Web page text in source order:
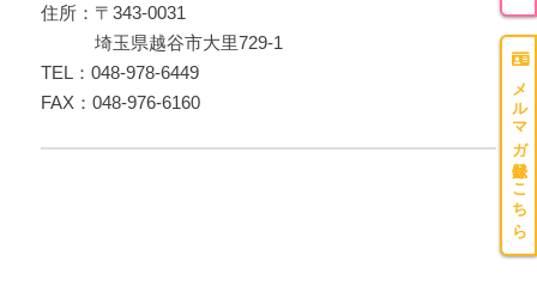
住所：〒343-0031
埼玉県越谷市大里729-1
TEL：048-978-6449
FAX：048-976-6160
メルマガ登録はこちら